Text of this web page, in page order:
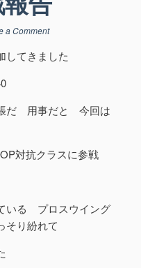
a Comment
してきました
だ 用事だと 今回は
対抗クラスに参戦
いる プロスウイング
そり紛れて